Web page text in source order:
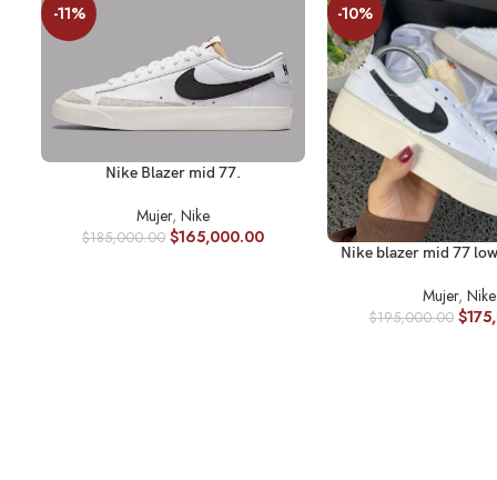
-11%
SELECCIONAR OPCIONES
Nike Blazer mid 77.
Mujer, Nike
$185,000.00 $165,000.00
-10%
SELECCIONAR
Nike blazer mid 77
Mujer, Nike
$195,000.00 $